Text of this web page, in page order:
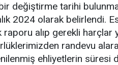
değiştirme tarihi
2024 olarak belirlendi.
alıp gerekli harçlar
randevu
ehliyetlerin süresi